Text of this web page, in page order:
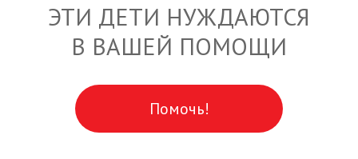
ЭТИ ДЕТИ НУЖДАЮТСЯ
В ВАШЕЙ ПОМОЩИ
Помочь!